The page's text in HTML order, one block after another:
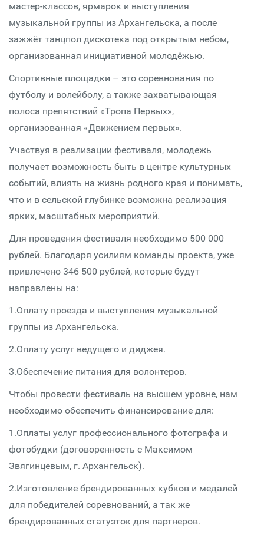
мастер-классов, ярмарок и выступления
музыкальной группы из Архангельска, а после
зажжёт танцпол дискотека под открытым небом,
организованная инициативной молодёжью.
Спортивные площадки – это соревнования по
футболу и волейболу, а также захватывающая
полоса препятствий «Тропа Первых»,
организованная «Движением первых».
Участвуя в реализации фестиваля, молодежь
получает возможность быть в центре культурных
событий, влиять на жизнь родного края и понимать,
что и в сельской глубинке возможна реализация
ярких, масштабных мероприятий.
Для проведения фестиваля необходимо 500 000
рублей. Благодаря усилиям команды проекта, уже
привлечено 346 500 рублей, которые будут
направлены на:
1.Оплату проезда и выступления музыкальной
группы из Архангельска.
2.Оплату услуг ведущего и диджея.
3.Обеспечение питания для волонтеров.
Чтобы провести фестиваль на высшем уровне, нам
необходимо обеспечить финансирование для:
1.Оплаты услуг профессионального фотографа и
фотобудки (договоренность с Максимом
Звягинцевым, г. Архангельск).
2.Изготовление брендированных кубков и медалей
для победителей соревнований, а так же
брендированных статуэток для партнеров.